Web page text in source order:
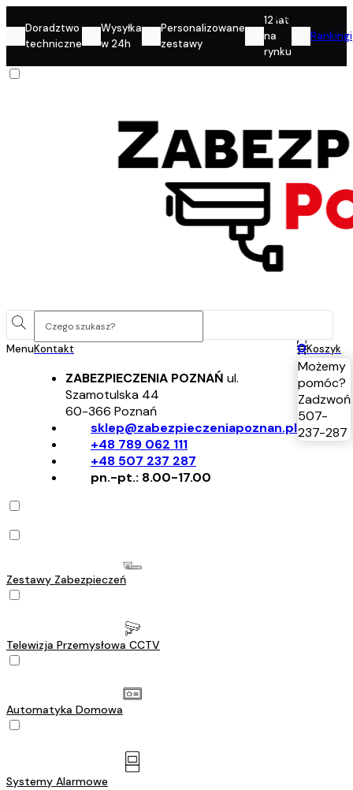
Doradztwo
techniczne
Wysyłka
w 24h
Personalizowane
zestawy
12 lat
na
rynku
Rankingi
MenuKontakt
ZABEZPIECZENIA POZNAŃ ul.
Szamotulska 44
60-366 Poznań
sklep@zabezpieczeniapoznan.pl
+48 789 062 111
+48 507 237 287
pn.-pt.: 8.00-17.00
Konto
0Koszyk
Możemy
pomóc?
Zadzwoń
507-
237-287
Zestawy Zabezpieczeń
Telewizja Przemysłowa CCTV
Automatyka Domowa
Systemy Alarmowe